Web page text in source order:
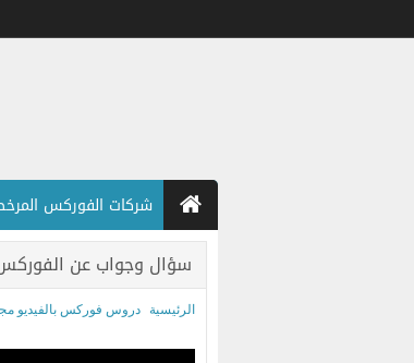
شركات الفوركس
سؤال وجواب عن
الرئيسية دروس فوركس بالفيديو